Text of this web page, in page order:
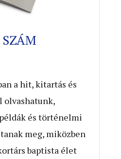
a hit, kitartás és
olvashatunk,
és történelmi
meg, miközben
baptista élet